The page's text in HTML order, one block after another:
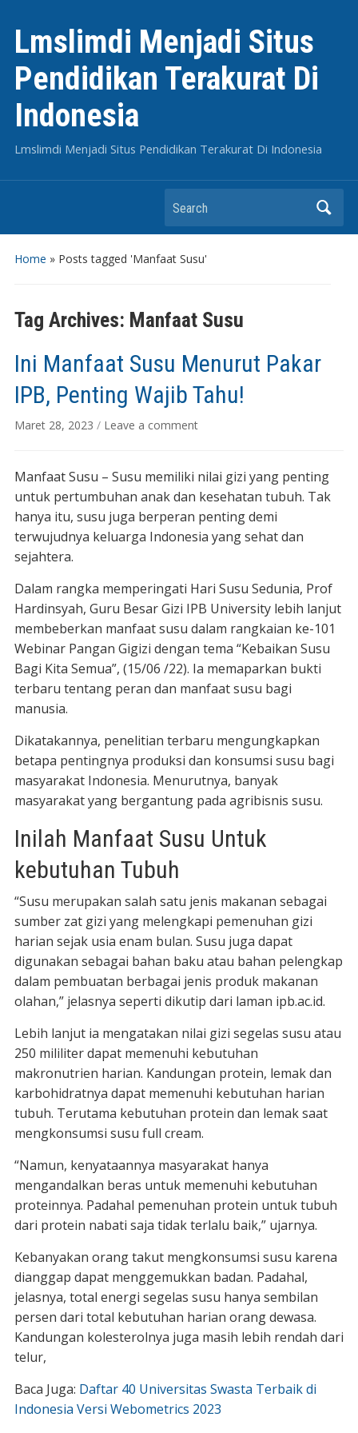
Lmslimdi Menjadi Situs
Pendidikan Terakurat Di
Indonesia
Lmslimdi Menjadi Situs Pendidikan Terakurat Di Indonesia
Search
Home » Posts tagged 'Manfaat Susu'
Tag Archives: Manfaat Susu
Ini Manfaat Susu Menurut Pakar
IPB, Penting Wajib Tahu!
Maret 28, 2023 / Leave a comment
Manfaat Susu – Susu memiliki nilai gizi yang penting
untuk pertumbuhan anak dan kesehatan tubuh. Tak
hanya itu, susu juga berperan penting demi
terwujudnya keluarga Indonesia yang sehat dan
sejahtera.
Dalam rangka memperingati Hari Susu Sedunia, Prof
Hardinsyah, Guru Besar Gizi IPB University lebih lanjut
membeberkan manfaat susu dalam rangkaian ke-101
Webinar Pangan Gigizi dengan tema “Kebaikan Susu
Bagi Kita Semua”, (15/06 /22). Ia memaparkan bukti
terbaru tentang peran dan manfaat susu bagi
manusia.
Dikatakannya, penelitian terbaru mengungkapkan
betapa pentingnya produksi dan konsumsi susu bagi
masyarakat Indonesia. Menurutnya, banyak
masyarakat yang bergantung pada agribisnis susu.
Inilah Manfaat Susu Untuk
kebutuhan Tubuh
“Susu merupakan salah satu jenis makanan sebagai
sumber zat gizi yang melengkapi pemenuhan gizi
harian sejak usia enam bulan. Susu juga dapat
digunakan sebagai bahan baku atau bahan pelengkap
dalam pembuatan berbagai jenis produk makanan
olahan,” jelasnya seperti dikutip dari laman ipb.ac.id.
Lebih lanjut ia mengatakan nilai gizi segelas susu atau
250 mililiter dapat memenuhi kebutuhan
makronutrien harian. Kandungan protein, lemak dan
karbohidratnya dapat memenuhi kebutuhan harian
tubuh. Terutama kebutuhan protein dan lemak saat
mengkonsumsi susu full cream.
“Namun, kenyataannya masyarakat hanya
mengandalkan beras untuk memenuhi kebutuhan
proteinnya. Padahal pemenuhan protein untuk tubuh
dari protein nabati saja tidak terlalu baik,” ujarnya.
Kebanyakan orang takut mengkonsumsi susu karena
dianggap dapat menggemukkan badan. Padahal,
jelasnya, total energi segelas susu hanya sembilan
persen dari total kebutuhan harian orang dewasa.
Kandungan kolesterolnya juga masih lebih rendah dari
telur,
Baca Juga: Daftar 40 Universitas Swasta Terbaik di
Indonesia Versi Webometrics 2023